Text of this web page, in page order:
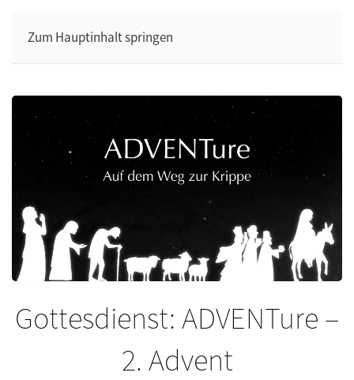
Zum Hauptinhalt springen
Gottesdienst: ADVENTure –
2. Advent